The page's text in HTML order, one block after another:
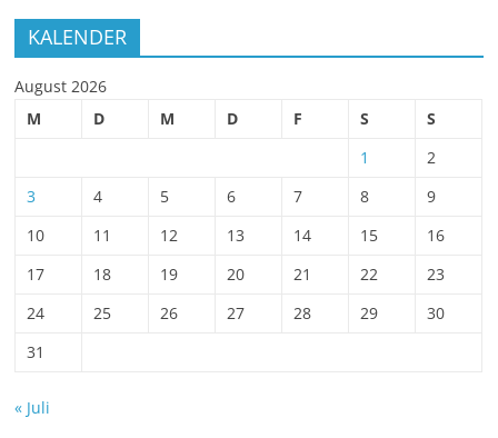
KALENDER
August 2026
M
D M D F S
S
1
2
3
4 5 6 7 8
9
10
11 12 13 14 15
16
17
18 19 20 21 22
23
24
25 26 27 28 29
30
31
« Juli